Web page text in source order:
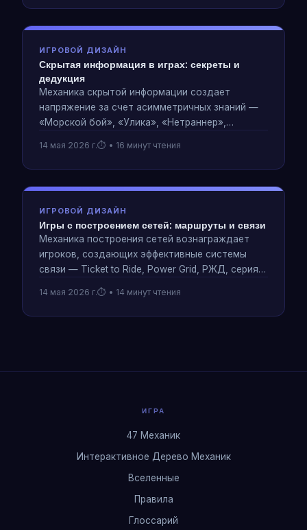
формирует стратегию с первого хода.
ИГРОВОЙ ДИЗАЙН
Скрытая информация в играх: секреты и
дедукция
Механика скрытой информации создает
напряжение за счет асимметричных знаний —
«Морской бой», «Улика», «Нетраннер»,
меняет поведение и стратегию игроков.
14 мая 2026 г. • 16 минут чтения
ИГРОВОЙ ДИЗАЙН
Игры с построением сетей: маршруты и связи
Механика построения сетей вознаграждает
игроков, создающих эффективные системы
связи — Ticket to Ride, Power Grid, РЖД, серия
парадигмы проектирования.
14 мая 2026 г. • 14 минут чтения
ИГРА
47 Механик
Интерактивное Дерево Механик
Вселенные
Правила
Глоссарий